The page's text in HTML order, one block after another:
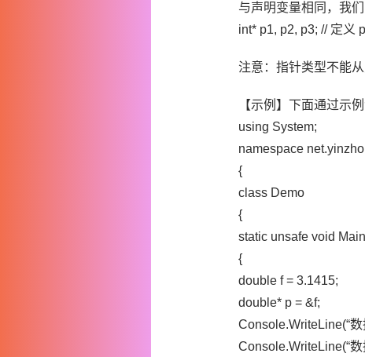
与声明变量相同，我
int* p1, p2, p3; // 定义
注意：指针类型不能
【示例】下面通过示
using System;
namespace
{
class Demo
{
static unsafe void
{
double f = 3.1415;
double* p = &f;
Console.WriteLine(“数
Console.WriteLine(“